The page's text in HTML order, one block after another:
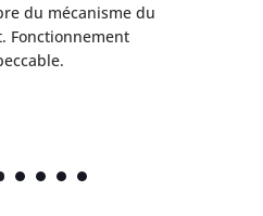
du mécanisme du
Fonctionnement